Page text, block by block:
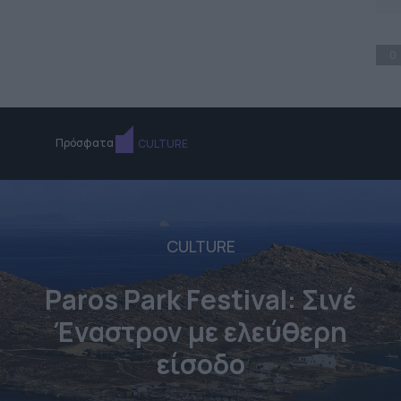
Πρόσφατα CULTURE
CULTURE
Paros Park Festival: Σινέ
Έναστρον με ελεύθερη
είσοδο